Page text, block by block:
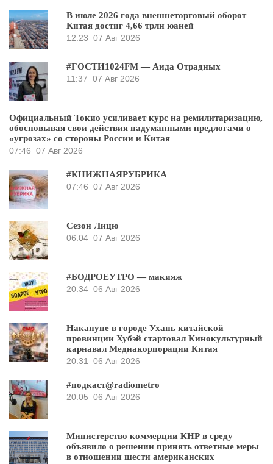
В июле 2026 года внешнеторговый оборот
Китая достиг 4,66 трлн юаней
12:23 07 Авг 2026
#ГОСТИ1024FM — Аида Отрадных
11:37 07 Авг 2026
Официальный Токио усиливает курс на ремилитаризацию,
обосновывая свои действия надуманными предлогами о
«угрозах» со стороны России и Китая
07:46 07 Авг 2026
#КНИЖНАЯРУБРИКА
07:46 07 Авг 2026
Сезон Лицю
06:04 07 Авг 2026
#БОДРОЕУТРО — макияж
20:34 06 Авг 2026
Накануне в городе Ухань китайской
провинции Хубэй стартовал Кинокультурный
карнавал Медиакорпорации Китая
20:31
06 Авг 2026
#подкаст@radiometro
20:05 06 Авг 2026
Министерство коммерции КНР в среду
объявило о решении принять ответные меры
в отношении шести американских